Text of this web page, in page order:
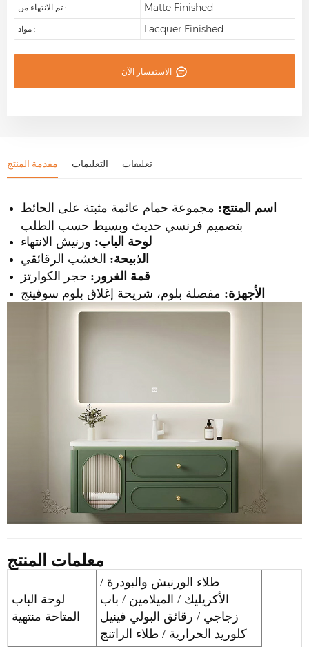
تم الانتهاء من : Matte Finished
مواد : Lacquer Finished
الاستفسار الآن
مقدمة المنتج التعليمات تعليقات
اسم المنتج: مجموعة حمام عائمة مثبتة على الحائط
بتصميم فرنسي حديث وبسيط حسب الطلب
لوحة الباب: ورنيش الانتهاء
الذبيحة: الخشب الرقائقي
قمة الغرور: حجر الكوارتز
الأجهزة: مفصلة بلوم، شريحة إغلاق بلوم سوفينج
معلمات المنتج
لوحة الباب
المتاحة منتهية
طلاء الورنيش والبودرة /
الأكريليك / الميلامين / باب
زجاجي / رقائق البولي فينيل
كلوريد الحرارية / طلاء الراتنج